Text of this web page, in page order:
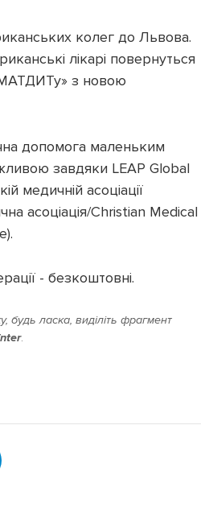
колег до Львова.
лікарі повернуться
з новою
допомога маленьким
завдяки LEAP Global
медичній асоціації
асоціація/Christian Medical
- безкоштовні.
ласка, виділіть фрагмент
.